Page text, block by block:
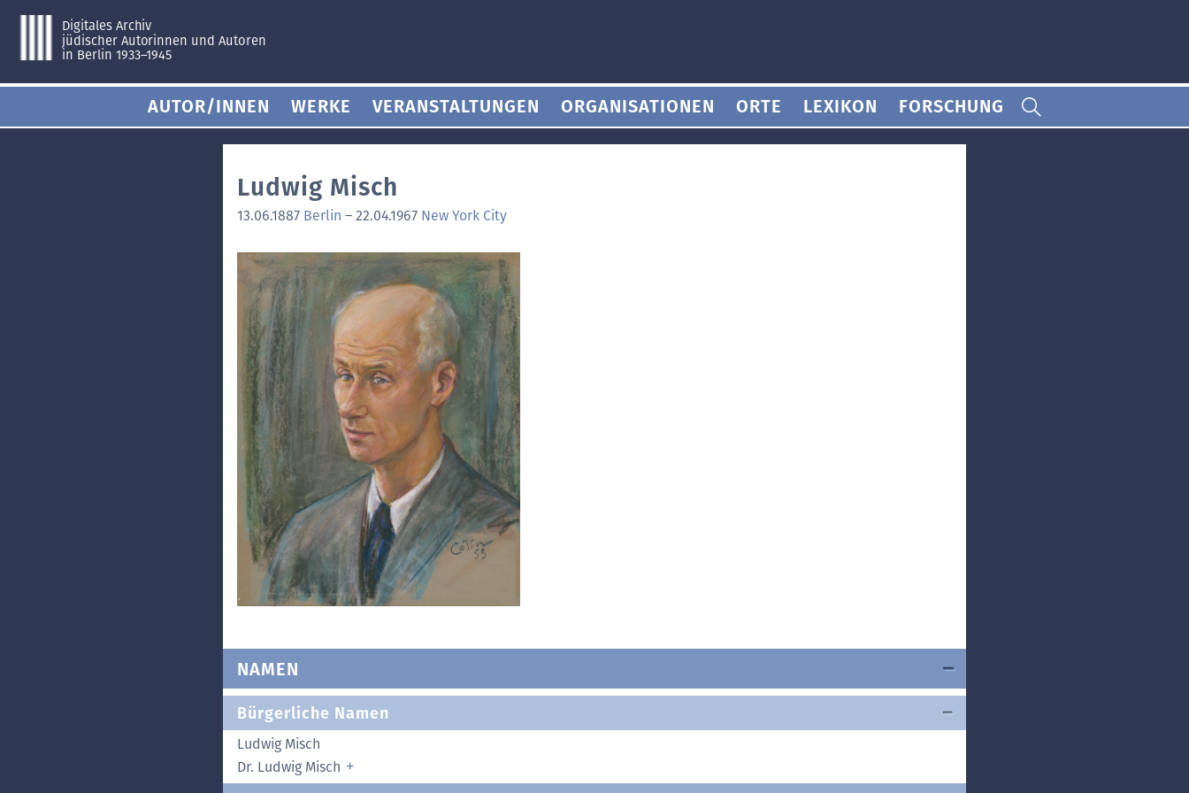
Digitales Archiv
jüdischer Autorinnen und Autoren
in Berlin 1933–1945
AUTOR/INNEN WERKE VERANSTALTUNGEN ORGANISATIONEN ORTE LEXIKON FORSCHUNG
Ludwig Misch
13.06.1887 Berlin – 22.04.1967 New York City
NAMEN
Bürgerliche Namen
Ludwig Misch
Dr. Ludwig Misch